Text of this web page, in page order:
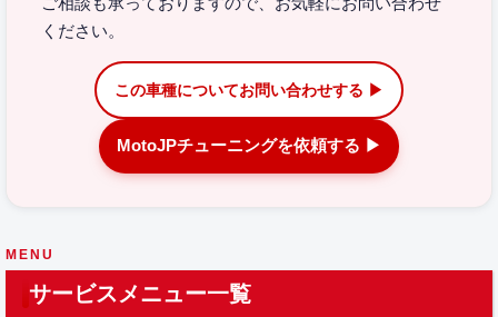
ください。
この車種についてお問い合わせする ▶
MotoJPチューニングを依頼する ▶
MENU
サービスメニュー一覧